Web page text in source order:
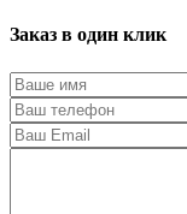
Заказ в один клик